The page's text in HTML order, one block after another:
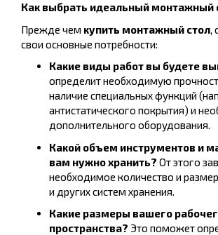
Как выбрать идеальный монтажный
Прежде чем купить монтажный стол
свои основные потребности:
Какие виды работ вы будете
определит необходимую
наличие специальных функций
антистатического покрытия) и
дополнительного оборудования.
Какой объем инструментов и
вам нужно хранить? От этого
необходимое количество и
и других систем хранения.
Какие размеры вашего
пространства? Это поможет